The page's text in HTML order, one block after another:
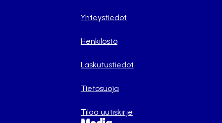
Yhteystiedot
Henkilöstö
Laskutustiedot
Tietosuoja
Tilaa uutiskirje